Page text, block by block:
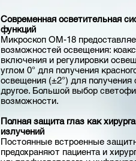
Современная осветительная
функций
Микроскоп OM-18
возможностей освещения:
включения и регулировки
углом 0° для получения
освещения (±2°) для получения
другое. Большой выбор
возможности.
Полная защита глаз как
излучений
Постоянные встроенные
предохраняют пациента и